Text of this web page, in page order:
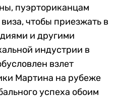
пуэрториканцам
чтобы приезжать в
и другими
индустрии в
взлет
Мартина на рубеже
успеха обоим